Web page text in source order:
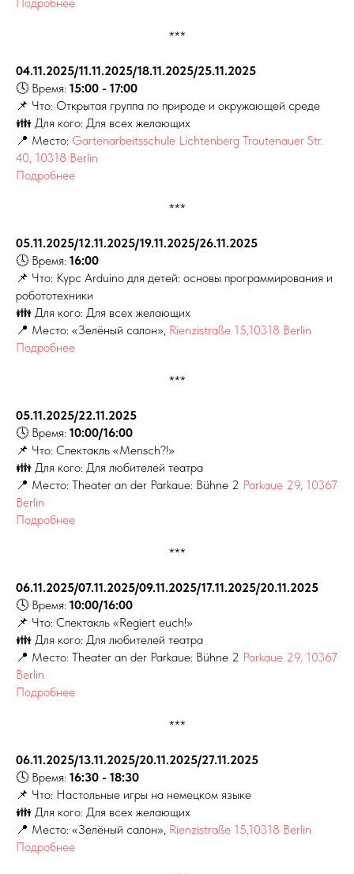
***
04.11.2025/11.11.2025/18.11.2025/25.11.2025
🕓 Время: 15:00 - 17:00
📌 Что: Открытая группа по природе и окружающей среде
👪 Для кого: Для всех желающих
📍 Место: Gartenarbeitsschule Lichtenberg Trautenauer Str.
40, 10318 Berlin
Подробнее
***
05.11.2025/12.11.2025/19.11.2025/26.11.2025
🕓 Время: 16:00
📌 Что: Курс Arduino для детей: основы программирования и
робототехники
👪 Для кого: Для всех желающих
📍 Место: «Зелёный салон», Rienzistraße 15,10318 Berlin
Подробнее
***
05.11.2025/22.11.2025
🕓 Время: 10:00/16:00
📌 Что: Спектакль «Mensch?!»
👪 Для кого: Для любителей театра
📍 Место: Theater an der Parkaue: Bühne 2 Parkaue 29, 10367
Berlin
Подробнее
***
06.11.2025/07.11.2025/09.11.2025/17.11.2025/20.11.2025
🕓 Время: 10:00/16:00
📌 Что: Спектакль «Regiert euch!»
👪 Для кого: Для любителей театра
📍 Место: Theater an der Parkaue: Bühne 2 Parkaue 29, 10367
Berlin
Подробнее
***
06.11.2025/13.11.2025/20.11.2025/27.11.2025
🕓 Время: 16:30 - 18:30
📌 Что: Настольные игры на немецком языке
👪 Для кого: Для всех желающих
📍 Место: «Зелёный салон», Rienzistraße 15,10318 Berlin
Подробнее